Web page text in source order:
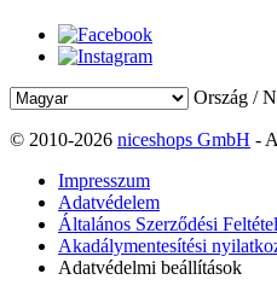
Ország /
© 2010-2026 niceshops GmbH -
Impresszum
Adatvédelem
Általános Szerződési
Akadálymentesítési
Adatvédelmi beállítások